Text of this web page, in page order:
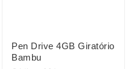
Pen Drive 4GB Giratório
Bambu